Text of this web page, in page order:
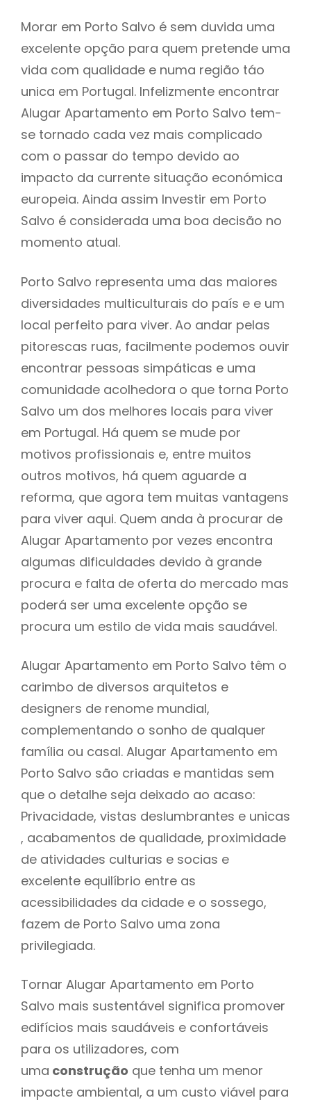
Morar em Porto Salvo é sem duvida uma
excelente opção para quem pretende uma
vida com qualidade e numa região táo
unica em Portugal. Infelizmente encontrar
Alugar Apartamento em Porto Salvo tem-
se tornado cada vez mais complicado
com o passar do tempo devido ao
impacto da currente situação económica
europeia. Ainda assim Investir em Porto
Salvo é considerada uma boa decisão no
momento atual.
Porto Salvo representa uma das maiores
diversidades multiculturais do país e e um
local perfeito para viver. Ao andar pelas
pitorescas ruas, facilmente podemos ouvir
encontrar pessoas simpáticas e uma
comunidade acolhedora o que torna Porto
Salvo um dos melhores locais para viver
em Portugal. Há quem se mude por
motivos profissionais e, entre muitos
outros motivos, há quem aguarde a
reforma, que agora tem muitas vantagens
para viver aqui. Quem anda à procurar de
Alugar Apartamento por vezes encontra
algumas dificuldades devido à grande
procura e falta de oferta do mercado mas
poderá ser uma excelente opção se
procura um estilo de vida mais saudável.
Alugar Apartamento em Porto Salvo têm o
carimbo de diversos arquitetos e
designers de renome mundial,
complementando o sonho de qualquer
família ou casal. Alugar Apartamento em
Porto Salvo são criadas e mantidas sem
que o detalhe seja deixado ao acaso:
Privacidade, vistas deslumbrantes e unicas
, acabamentos de qualidade, proximidade
de atividades culturias e socias e
excelente equilíbrio entre as
acessibilidades da cidade e o sossego,
fazem de Porto Salvo uma zona
privilegiada.
Tornar Alugar Apartamento em Porto
Salvo mais sustentável significa promover
edifícios mais saudáveis e confortáveis
para os utilizadores, com
uma construção que tenha um menor
impacte ambiental, a um custo viável para